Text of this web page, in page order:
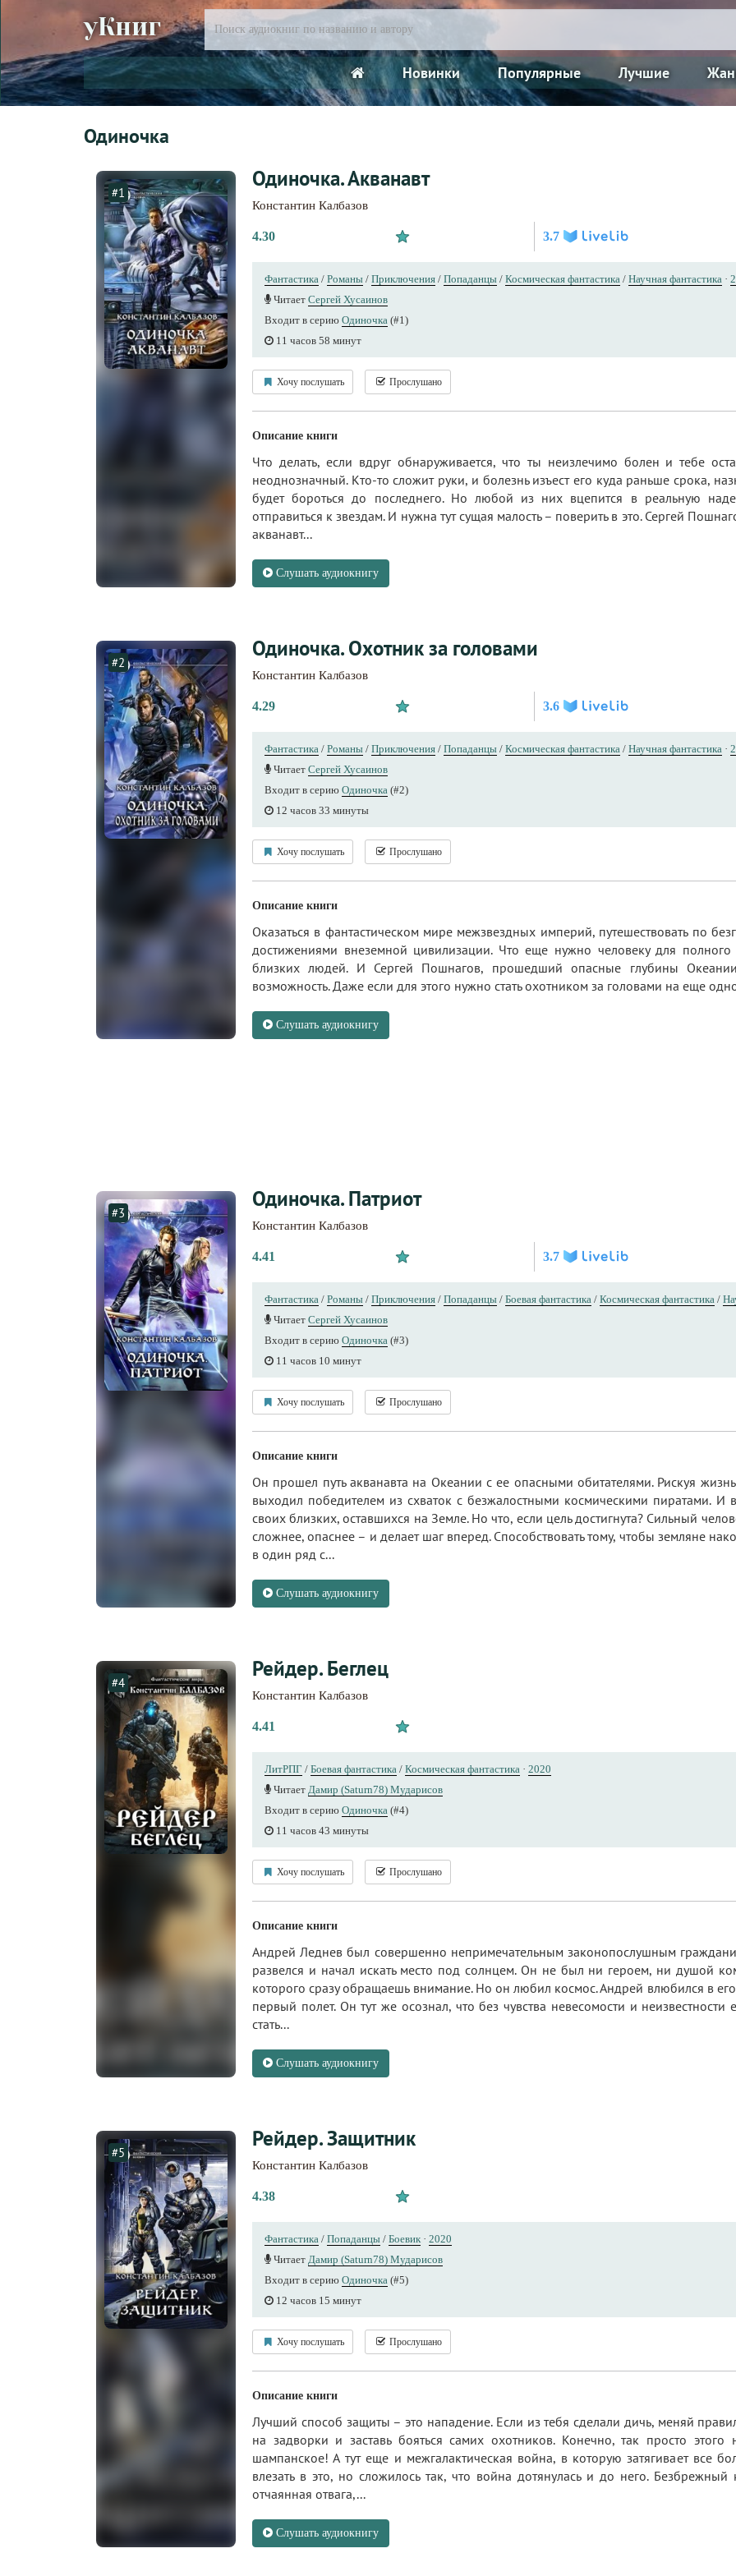
уКниг
Новинки Популярные Лучшие
Одиночка
#1
Одиночка. Акванавт
Константин Калбазов
4.30 3.7
Фантастика / Романы / Приключения / Попаданцы / Космическая фантастика / Научная фантастика ·
Читает Сергей Хусаинов
Входит в серию Одиночка (#1)
11 часов 58 минут
Хочу послушать Прослушано
Описание книги
Что делать, если вдруг обнаруживается, что ты неизлечимо болен и тебе
неоднозначный. Кто-то сложит руки, и болезнь изъест его куда раньше срока,
будет бороться до последнего. Но любой из них вцепится в реальную
отправиться к звездам. И нужна тут сущая малость – поверить в это. Сергей
акванавт...
Слушать аудиокнигу
#2
Одиночка. Охотник за головами
Константин Калбазов
4.29 3.6
Фантастика / Романы / Приключения / Попаданцы / Космическая фантастика / Научная фантастика ·
Читает Сергей Хусаинов
Входит в серию Одиночка (#2)
12 часов 33 минуты
Хочу послушать Прослушано
Описание книги
Оказаться в фантастическом мире межзвездных империй, путешествовать по
достижениями внеземной цивилизации. Что еще нужно человеку для полного
близких людей. И Сергей Пошнагов, прошедший опасные глубины
возможность. Даже если для этого нужно стать охотником за головами на еще
Слушать аудиокнигу
#3
Одиночка. Патриот
Константин Калбазов
4.41 3.7
Фантастика / Романы / Приключения / Попаданцы / Боевая фантастика / Космическая фантастика /
Читает Сергей Хусаинов
Входит в серию Одиночка (#3)
11 часов 10 минут
Хочу послушать Прослушано
Описание книги
Он прошел путь акванавта на Океании с ее опасными обитателями. Рискуя
выходил победителем из схваток с безжалостными космическими пиратами.
своих близких, оставшихся на Земле. Но что, если цель достигнута? Сильный
сложнее, опаснее – и делает шаг вперед. Способствовать тому, чтобы земляне
в один ряд с...
Слушать аудиокнигу
#4
Рейдер. Беглец
Константин Калбазов
4.41
ЛитРПГ / Боевая фантастика / Космическая фантастика · 2020
Читает Дамир (Saturn78) Мударисов
Входит в серию Одиночка (#4)
11 часов 43 минуты
Хочу послушать Прослушано
Описание книги
Андрей Леднев был совершенно непримечательным законопослушным
развелся и начал искать место под солнцем. Он не был ни героем, ни душой
которого сразу обращаешь внимание. Но он любил космос. Андрей влюбился в
первый полет. Он тут же осознал, что без чувства невесомости и
стать...
Слушать аудиокнигу
#5
Рейдер. Защитник
Константин Калбазов
4.38
Фантастика / Попаданцы / Боевик · 2020
Читает Дамир (Saturn78) Мударисов
Входит в серию Одиночка (#5)
12 часов 15 минут
Хочу послушать Прослушано
Описание книги
Лучший способ защиты – это нападение. Если из тебя сделали дичь, меняй
на задворки и заставь бояться самих охотников. Конечно, так просто
шампанское! А тут еще и межгалактическая война, в которую затягивает все
влезать в это, но сложилось так, что война дотянулась и до него.
отчаянная отвага,...
Слушать аудиокнигу